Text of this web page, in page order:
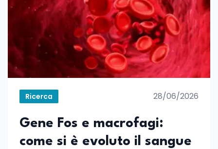
Ricerca 28/06/2026
Gene Fos e macrofagi:
come si è evoluto il sangue